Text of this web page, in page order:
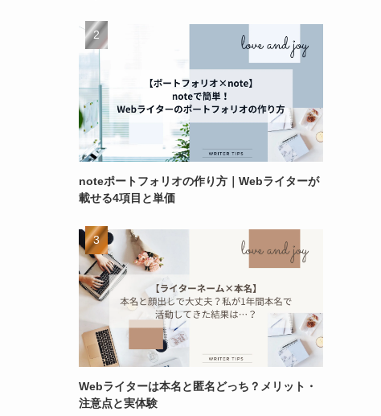
noteポートフォリオの作り方｜Webライターが
載せる4項目と単価
Webライターは本名と匿名どっち？メリット・
注意点と実体験